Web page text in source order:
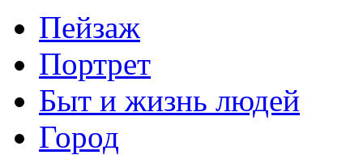
Пейзаж
Портрет
Быт и жизнь людей
Город